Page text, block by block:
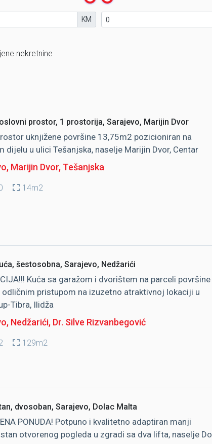
KM
nekretnine
prostor, 1 prostorija, Sarajevo, Marijin Dvor
uknjižene površine 13,75m2 pozicioniran na
dijelu u ulici Tešanjska, naselje Marijin Dvor, Centar
Marijin Dvor, Tešanjska
14m2
šestosobna, Sarajevo, Nedžarići
Kuća sa garažom i dvorištem na parceli površine
pristupom na izuzetno atraktivnoj lokaciji u
Tibra, Ilidža
Nedžarići, Dr. Silve Rizvanbegović
129m2
dvosoban, Sarajevo, Dolac Malta
PONUDA! Potpuno i kvalitetno adaptiran manji
otvorenog pogleda u zgradi sa dva lifta, naselje